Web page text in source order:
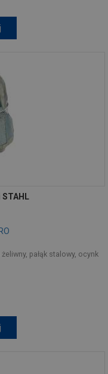
pałąk stalowy, ocynk